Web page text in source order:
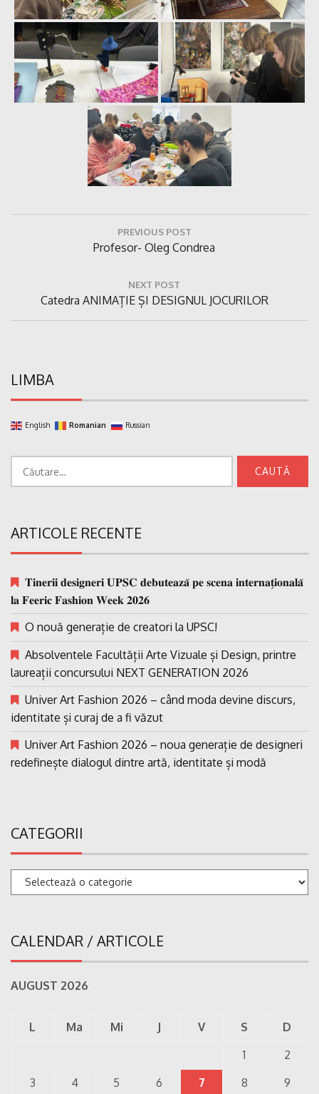
PREVIOUS POST
Previous
Profesor- Oleg Condrea
NEXT POST
Next
Post:
Catedra ANIMAȚIE ȘI DESIGNUL JOCURILOR
LIMBA
English Romanian Russian
ARTICOLE RECENTE
𝐓𝐢𝐧𝐞𝐫𝐢𝐢 𝐝𝐞𝐬𝐢𝐠𝐧𝐞𝐫𝐢 𝐔𝐏𝐒𝐂 𝐝𝐞𝐛𝐮𝐭𝐞𝐚𝐳𝐚̆ 𝐩𝐞 𝐬𝐜𝐞𝐧𝐚 𝐢𝐧𝐭𝐞𝐫𝐧𝐚𝐭̗𝐢𝐨𝐧𝐚𝐥𝐚̆
𝐥𝐚 𝐅𝐞𝐞𝐫𝐢𝐜 𝐅𝐚𝐬𝐡𝐢𝐨𝐧 𝐖𝐞𝐞𝐤 𝟐𝟎𝟐𝟔
O nouă generație de creatori la UPSC!
Absolventele Facultății Arte Vizuale și Design, printre
laureații concursului NEXT GENERATION 2026
Univer Art Fashion 2026 – când moda devine discurs,
identitate și curaj de a fi văzut
Univer Art Fashion 2026 – noua generație de designeri
redefinește dialogul dintre artă, identitate și modă
CATEGORII
Categorii
CALENDAR / ARTICOLE
AUGUST 2026
L Ma Mi J V S
D
1
2
3
4 5 6 7 8
9